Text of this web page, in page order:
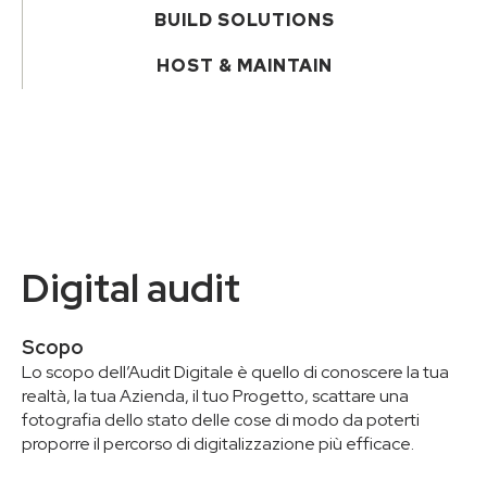
BUILD SOLUTIONS
HOST & MAINTAIN
Digital audit
Scopo
Lo scopo dell’Audit Digitale è quello di conoscere la tua
realtà, la tua Azienda, il tuo Progetto, scattare una
fotografia dello stato delle cose di modo da poterti
proporre il percorso di digitalizzazione più efficace.